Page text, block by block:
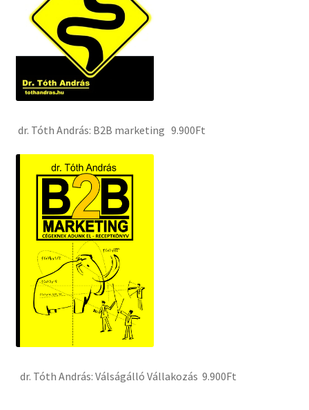
dr. Tóth András: B2B marketing 9.900Ft
dr. Tóth András: Válságálló Vállakozás 9.900Ft